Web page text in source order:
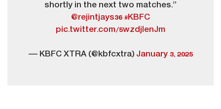
shortly in the next two matches.”
@rejintjays36 #KBFC
pic.twitter.com/5wzdjlenJm
— KBFC XTRA (@kbfcxtra) January 3, 2025